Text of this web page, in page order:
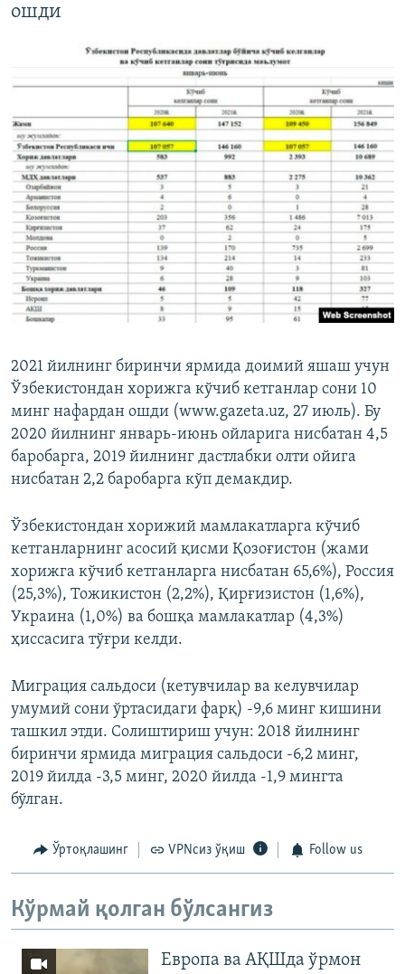
ошди
2021 йилнинг биринчи ярмида доимий яшаш учун
Ўзбекистондан хорижга кўчиб кетганлар сони 10
минг нафардан ошди (www.gazeta.uz, 27 июль). Бу
2020 йилнинг январь-июнь ойларига нисбатан 4,5
баробарга, 2019 йилнинг дастлабки олти ойига
нисбатан 2,2 баробарга кўп демакдир.
Ўзбекистондан хорижий мамлакатларга кўчиб
кетганларнинг асосий қисми Қозоғистон (жами
хорижга кўчиб кетганларга нисбатан 65,6%), Россия
(25,3%), Тожикистон (2,2%), Қирғизистон (1,6%),
Украина (1,0%) ва бошқа мамлакатлар (4,3%)
ҳиссасига тўғри келди.
Миграция сальдоси (кетувчилар ва келувчилар
умумий сони ўртасидаги фарқ) -9,6 минг кишини
ташкил этди. Солиштириш учун: 2018 йилнинг
биринчи ярмида миграция сальдоси -6,2 минг,
2019 йилда -3,5 минг, 2020 йилда -1,9 мингта
бўлган.
Ўртоқлашинг VPNсиз ўқиш Follow us
Кўрмай қолган бўлсангиз
Европа ва АҚШда ўрмон